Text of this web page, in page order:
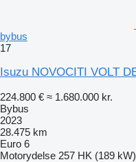
bybus
17
Isuzu NOVOCITI VOLT
224.800 € ≈ 1.680.000 kr.
Bybus
2023
28.475 km
Euro 6
Motorydelse 257 HK (189 kW)